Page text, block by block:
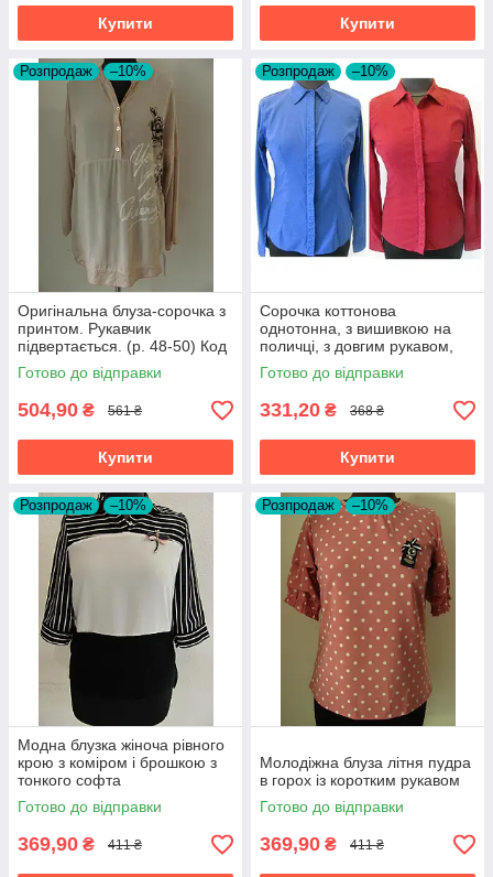
Купити Купити
Розпродаж –10%
Оригінальна блуза-сорочка з
принтом. Рукавчик
підвертається. (р. 48-50) Код
5409М
Готово до відправки
504,90 ₴ 561 ₴
Купити
Розпродаж –10%
Сорочка коттонова
однотонна, з вишивкою на
поличці, з довгим рукавом,
розміри 42,44 код 1214М
Готово до відправки
331,20 ₴ 368 ₴
Купити
Розпродаж –10%
Модна блузка жіноча рівного
крою з коміром і брошкою з
тонкого софта
Готово до відправки
369,90 ₴ 411 ₴
Розпродаж –10%
Молодіжна блуза літня пудра
в горох із коротким рукавом
Готово до відправки
369,90 ₴ 411 ₴